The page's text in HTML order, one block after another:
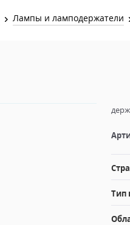
Лампы и ламподержатели
Тип